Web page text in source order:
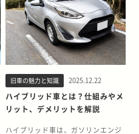
古車価格にどのような影響が出るの
か、関心が高まっています。 日産エ
キスパートは、年式や使用状況によ
って評価が大きく変わるものの、状
態の良い個体は「希少性」や「実用
がつくケースもあります。売却を検
討する際は、商用車や旧車の査定に
慣れた専門業者へ相談し、正確な価
です。 今回は、25年以上にわたり旧
旧車の魅力と知識 2025.12.22
ハイブリッド車とは？仕組みやメ
リット、デメリットを解説
ハイブリッド車は、ガソリンエンジ